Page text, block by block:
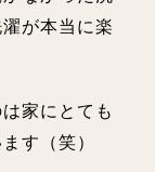
が本当に楽
家にとても
す（笑）